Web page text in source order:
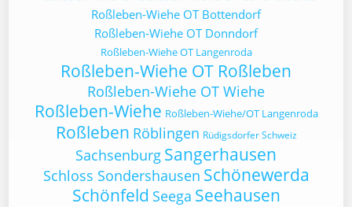
Roßleben-Wiehe OT Bottendorf
Roßleben-Wiehe OT Donndorf
Roßleben-Wiehe OT Langenroda
Roßleben-Wiehe OT Roßleben
Roßleben-Wiehe OT Wiehe
Roßleben-Wiehe Roßleben-Wiehe/OT Langenroda
Roßleben Röblingen Rüdigsdorfer Schweiz
Sachsenburg Sangerhausen
Schloss Sondershausen Schönewerda
Schönfeld Seega Seehausen